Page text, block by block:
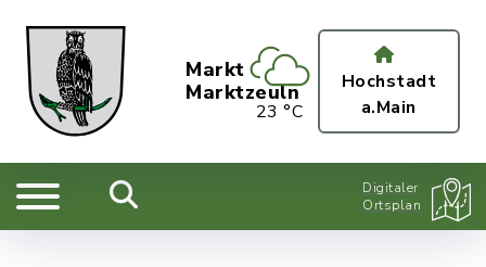
Markt
Marktzeuln
23 °C
Hochstadt
a.Main
Digitaler
Ortsplan